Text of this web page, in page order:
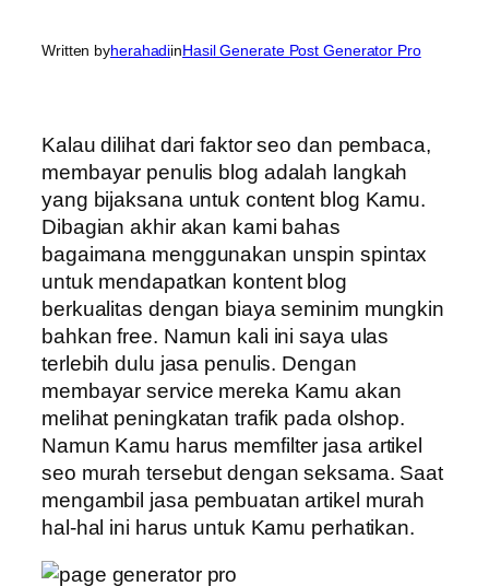
Written byherahadiinHasil Generate Post Generator Pro
Kalau dilihat dari faktor seo dan pembaca,
membayar penulis blog adalah langkah
yang bijaksana untuk content blog Kamu.
Dibagian akhir akan kami bahas
bagaimana menggunakan unspin spintax
untuk mendapatkan kontent blog
berkualitas dengan biaya seminim mungkin
bahkan free. Namun kali ini saya ulas
terlebih dulu jasa penulis. Dengan
membayar service mereka Kamu akan
melihat peningkatan trafik pada olshop.
Namun Kamu harus memfilter jasa artikel
seo murah tersebut dengan seksama. Saat
mengambil jasa pembuatan artikel murah
hal-hal ini harus untuk Kamu perhatikan.